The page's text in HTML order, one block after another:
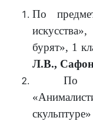
По
бурят», 1
Л.В.,
По